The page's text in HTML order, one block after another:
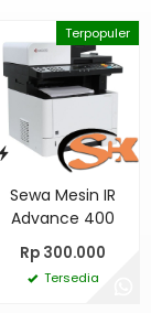
Terpopuler
Sewa Mesin IR
Advance 400
Rp 300.000
Tersedia